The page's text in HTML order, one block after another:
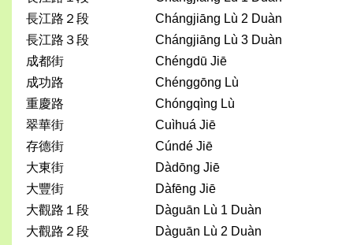
長江路２段
Chángjiāng Lù 2 Duàn
長江路３段
Chángjiāng Lù 3 Duàn
成都街
Chéngdū Jiē
成功路
Chénggōng Lù
重慶路
Chóngqìng Lù
翠華街
Cuìhuá Jiē
存德街
Cúndé Jiē
大東街
Dàdōng Jiē
大豐街
Dàfēng Jiē
大觀路１段
Dàguān Lù 1 Duàn
大觀路２段
Dàguān Lù 2 Duàn